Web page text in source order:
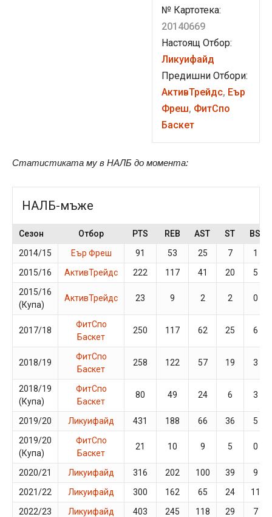
№ Картотека:
20140669
Настоящ Отбор:
Ликуифайд
Предишни Отбори:
АктивТрейдс, Еър
Фреш, ФитСпо
Баскет
Статистиката му в НАЛБ до момента:
НАЛБ-мъже
Сезон Отбор PTS REB AST ST
BS
2014/15
Еър Фреш 91 53 25 7
1
2015/16
АктивТрейдс 222 117 41 20
5
2015/16
(Купа)
АктивТрейдс 23 9 2 2 0
2017/18
ФитСпо
Баскет
250 117 62 25 6
2018/19
ФитСпо
Баскет
258 122 57 19 3
2018/19
(Купа)
ФитСпо
Баскет
80 49 24 6 3
2019/20 Ликуифайд 431 188 66 36
5
2019/20
(Купа)
ФитСпо
Баскет
21 10 9 5 0
2020/21 Ликуифайд 316 202 100 39
9
2021/22
Ликуифайд 300 162 65 24
11
2022/23
Ликуифайд 403 245 118 29
7